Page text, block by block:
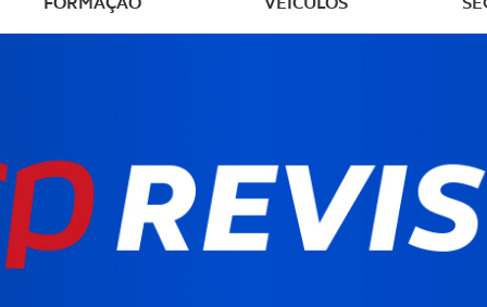
Golfe
Revista ACP Edição
impressa